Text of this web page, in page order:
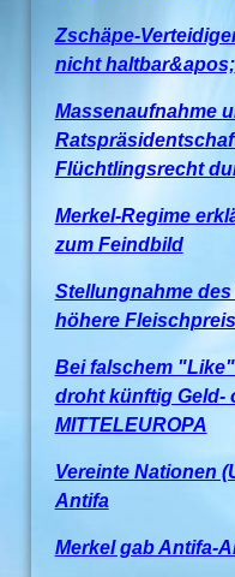
Zschäpe-
nicht haltbar&apos;
Massenaufnahme
Flüchtlingsrecht
Merkel-Regime
zum Feindbild
Stellungnahme
höhere
Bei falschem
droht künftig Geld-
MITTELEUROPA
Vereinte Nationen
Antifa
Merkel gab Antifa-